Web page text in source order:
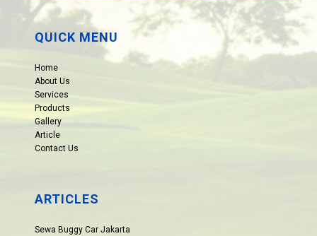
QUICK MENU
Home
About Us
Services
Products
Gallery
Article
Contact Us
ARTICLES
Sewa Buggy Car Jakarta